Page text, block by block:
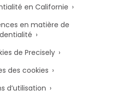
en Californie
en matière de
de Precisely
des cookies
d’utilisation